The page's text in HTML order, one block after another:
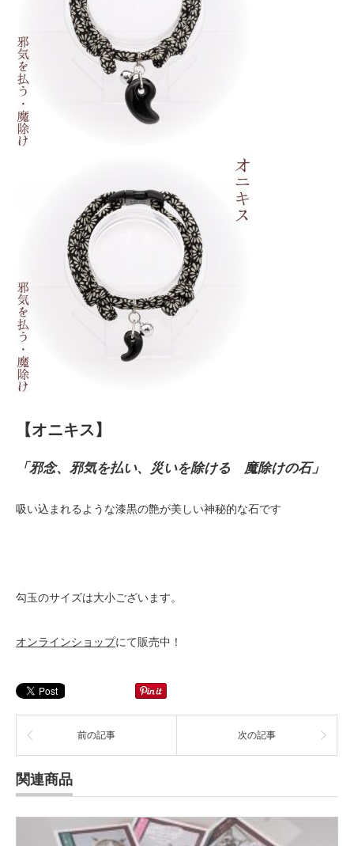
【オニキス】
「邪念、邪気を払い、災いを除ける 魔除けの石」
吸い込まれるような漆黒の艶が美しい神秘的な石です
勾玉のサイズは大小ございます。
オンラインショップにて販売中！
前の記事 次の記事
関連商品